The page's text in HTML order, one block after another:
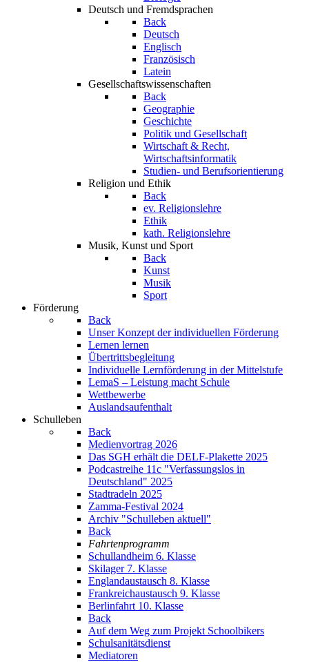
Deutsch und Fremdsprachen
Back
Deutsch
Englisch
Französisch
Latein
Gesellschaftswissenschaften
Back
Geographie
Geschichte
Politik und Gesellschaft
Wirtschaft & Recht,
Wirtschaftsinformatik
Studien- und Berufsorientierung
Religion und Ethik
Back
ev. Religionslehre
Ethik
kath. Religionslehre
Musik, Kunst und Sport
Back
Kunst
Musik
Sport
Förderung
Back
Unser Konzept der individuellen Förderung
Lernen lernen
Übertrittsbegleitung
Individuelle Lernförderung in der Mittelstufe
LemaS – Leistung macht Schule
Wettbewerbe
Auslandsaufenthalt
Schulleben
Back
Medienvortrag 2026
Das SGH erhält die DELF-Plakette 2025
Podcastreihe 11c "Verfassungslos in
Deutschland" 2025
Stadtradeln 2025
Zamma-Festival 2024
Archiv "Schulleben aktuell"
Back
Fahrtenprogramm
Schullandheim 6. Klasse
Skilager 7. Klasse
Englandaustausch 8. Klasse
Frankreichaustausch 9. Klasse
Berlinfahrt 10. Klasse
Back
Auf dem Weg zum Projekt Schoolbikers
Schulsanitätsdienst
Mediatoren